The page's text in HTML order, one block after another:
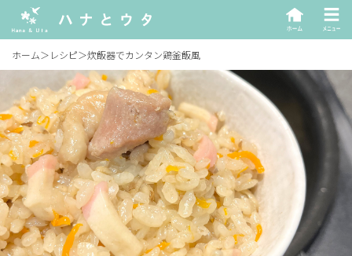
ホーム＞ レシピ＞炊飯器でカンタン鶏釜飯風